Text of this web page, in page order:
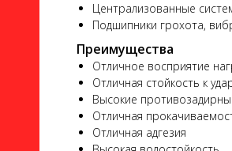
Централизованные
Подшипники грохота,
Преимущества
Отличное восприятие
Отличная стойкость к
Высокие
Отличная
Отличная адгезия